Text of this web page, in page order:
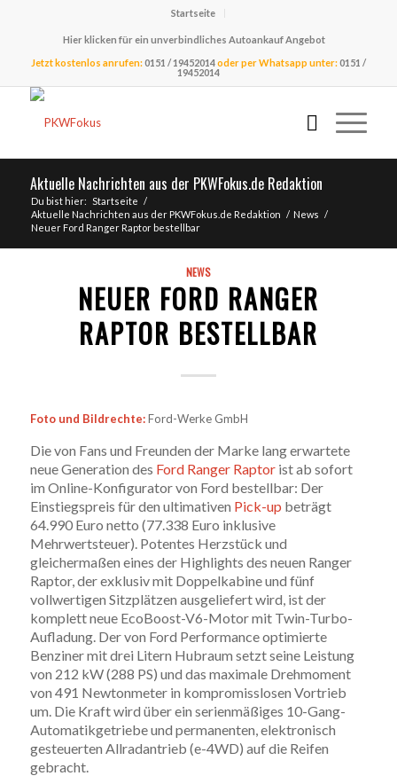
Startseite
Hier klicken für ein unverbindliches Autoankauf Angebot
Jetzt kostenlos anrufen:0151 / 19452014oder per Whatsapp unter:0151 /
19452014
Aktuelle Nachrichten aus der PKWFokus.de Redaktion
Du bist hier: Startseite /
Aktuelle Nachrichten aus der PKWFokus.de Redaktion / News /
Neuer Ford Ranger Raptor bestellbar
NEWS
NEUER FORD RANGER
RAPTOR BESTELLBAR
Foto und Bildrechte:Ford-Werke GmbH
Die von Fans und Freunden der Marke lang erwartete
neue Generation des Ford Ranger Raptorist ab sofort
im Online-Konfigurator von Ford bestellbar: Der
Einstiegspreis für den ultimativen Pick-up beträgt
64.990 Euro netto (77.338 Euro inklusive
Mehrwertsteuer). Potentes Herzstück und
gleichermaßen eines der Highlights des neuen Ranger
Raptor, der exklusiv mit Doppelkabine und fünf
vollwertigen Sitzplätzen ausgeliefert wird, ist der
komplett neue EcoBoost-V6-Motor mit Twin-Turbo-
Aufladung. Der von Ford Performance optimierte
Benziner mit drei Litern Hubraum setzt seine Leistung
von 212 kW (288 PS) und das maximale Drehmoment
von 491 Newtonmeter in kompromisslosen Vortrieb
um. Die Kraft wird über ein serienmäßiges 10-Gang-
Automatikgetriebe und permanenten, elektronisch
gesteuerten Allradantrieb (e-4WD) auf die Reifen
gebracht.